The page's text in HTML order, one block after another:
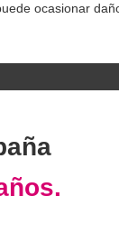
ocasionar